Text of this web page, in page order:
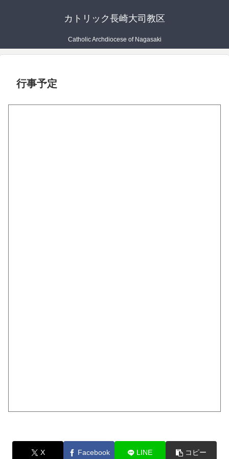
カトリック長崎大司教区
Catholic Archdiocese of Nagasaki
行事予定
X Facebook LINE コピー